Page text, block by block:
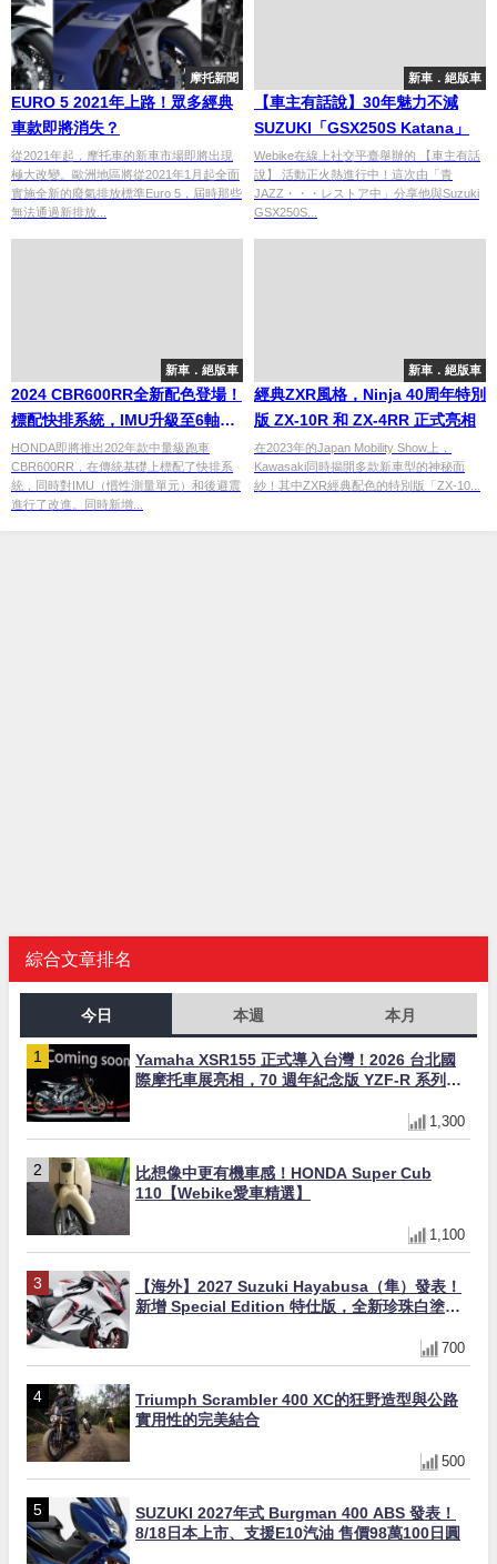
摩托新聞
EURO 5 2021年上路！眾多經典
車款即將消失？
從2021年起，摩托車的新車市場即將出現
極大改變。歐洲地區將從2021年1月起全面
實施全新的廢氣排放標準Euro 5，屆時那些
無法通過新排放...
新車．絕版車
【車主有話說】30年魅力不減
SUZUKI「GSX250S Katana」
Webike在線上社交平臺舉辦的 【車主有話
說】 活動正火熱進行中！這次由「青
JAZZ・・・レストア中」分享他與Suzuki
GSX250S...
新車．絕版車
2024 CBR600RR全新配色登場！
標配快排系統，IMU升級至6軸售
價稍降
HONDA即將推出202年款中量級跑車
CBR600RR，在傳統基礎上標配了快排系
統，同時對IMU（慣性測量單元）和後避震
進行了改進。同時新增...
新車．絕版車
經典ZXR風格，Ninja 40周年特別
版 ZX-10R 和 ZX-4RR 正式亮相
在2023年的Japan Mobility Show上，
Kawasaki同時揭開多款新車型的神秘面
紗！其中ZXR經典配色的特別版「ZX-10...
綜合文章排名
今日 本週 本月
Yamaha XSR155 正式導入台灣！2026 台北國
際摩托車展亮相，70 週年紀念版 YZF-R 系列限
1,300
比想像中更有機車感！HONDA Super Cub
110【Webike愛車精選】
1,100
【海外】2027 Suzuki Hayabusa（隼）發表！
新增 Special Edition 特仕版，全新珍珠白塗裝
700
Triumph Scrambler 400 XC的狂野造型與公路
實用性的完美結合
500
SUZUKI 2027年式 Burgman 400 ABS 發表！
8/18日本上市、支援E10汽油 售價98萬100日圓